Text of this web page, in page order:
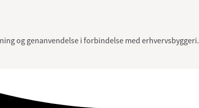
og genanvendelse i forbindelse med erhvervsbyggeri.